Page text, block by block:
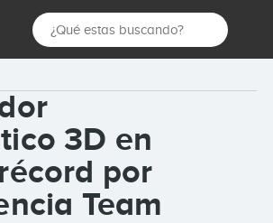
3D en
por
Team